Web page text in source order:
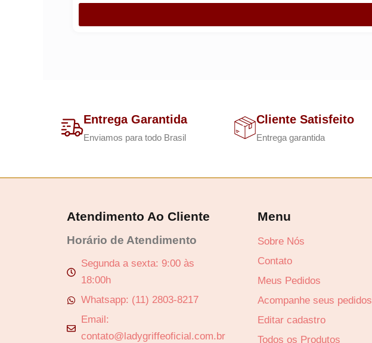
Revenda por
Compre por
Entrega Garantida
Enviamos para todo Brasil
Cliente Satisfeito
Entrega garantida
Atendimento Ao Cliente
Horário de Atendimento
Segunda a sexta: 9:00 às
18:00h
Whatsapp: (11) 2803-8217
Email:
contato@ladygriffeoficial.com.br
Menu
Sobre Nós
Contato
Meus Pedidos
Acompanhe seus pedidos
Editar cadastro
Todos os Produtos